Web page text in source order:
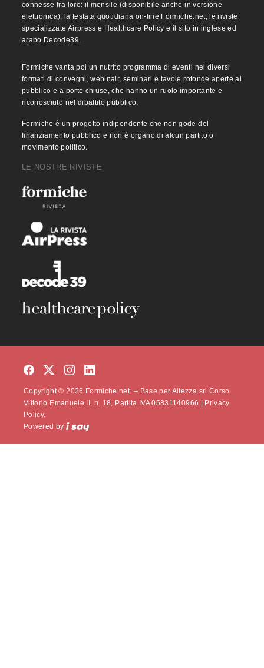
connesse fra loro: il mensile (disponibile anche in versione
elettronica), la testata quotidiana on-line Formiche.net, le riviste
specializzate Airpress e Healthcare Policy e il sito in inglese ed
arabo Decode39.
Formiche vanta poi un nutrito programma di eventi nei diversi
formati di convegni, webinair, seminari e tavole rotonde aperte al
pubblico e a porte chiuse, che hanno un ruolo importante e
riconosciuto nel dibattito pubblico.
Formiche è un progetto indipendente che non gode del
finanziamento pubblico e non è organo di alcun partito o
movimento politico.
LE NOSTRE RIVISTE
Copyright © 2026 Formiche.net. – Base per Altezza srl Corso
Vittorio Emanuele II, n. 18, Partita IVA 05831140966 |
Privacy
Policy.
Powered by